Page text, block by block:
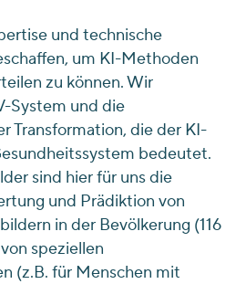
und technische
um KI-Methoden
zu können. Wir
System und die
Transformation, die der KI-
bedeutet.
sind hier für uns die
und Prädiktion von
in der Bevölkerung (116
speziellen
(z.B. für Menschen mit